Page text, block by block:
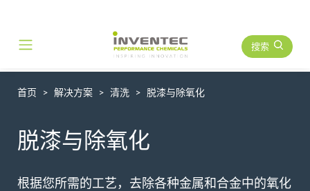
Main Navigation 搜索
首页 解决方案 清洗 脱漆与除氧化
脱漆与除氧化
根据您所需的工艺，去除各种金属和合金中的氧化